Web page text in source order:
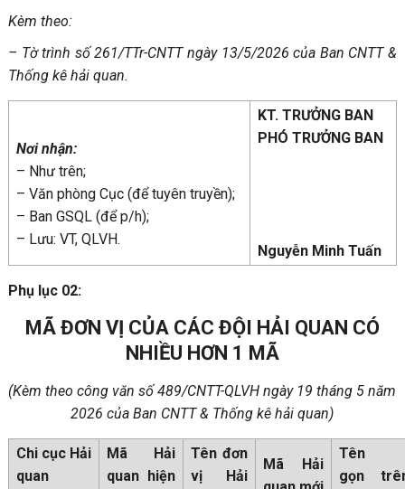
Kèm theo:
– Tờ trình số 261/TTr-CNTT ngày 13/5/2026 của Ban CNTT &
Thống kê hải quan.
Nơi nhận:
– Như trên;
– Văn phòng Cục (để tuyên truyền);
– Ban GSQL (để p/h);
– Lưu: VT, QLVH.
KT. TRƯỞNG BAN
PHÓ TRƯỞNG BAN
Nguyễn Minh Tuấn
Phụ lục 02:
MÃ ĐƠN VỊ CỦA CÁC ĐỘI HẢI QUAN CÓ
NHIỀU HƠN 1 MÃ
(Kèm theo công văn số 489/CNTT-QLVH ngày 19 tháng 5 năm
2026 của Ban CNTT & Thống kê hải quan)
Chi cục Hải
quan
Mã Hải
quan hiện
Tên đơn
vị Hải
Mã Hải
Tên
gọn